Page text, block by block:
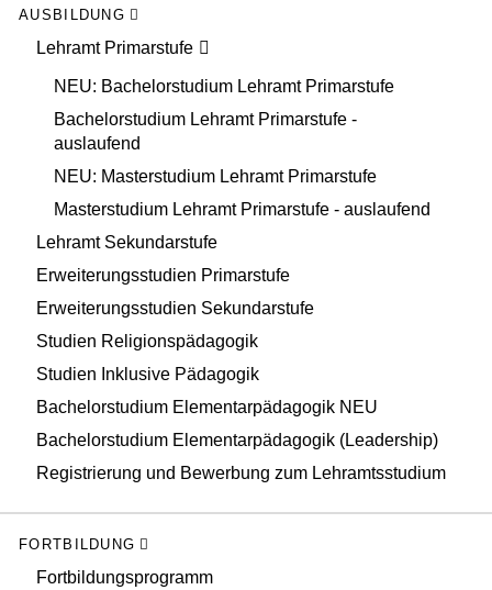
AUSBILDUNG
Lehramt Primarstufe
NEU: Bachelorstudium Lehramt Primarstufe
Bachelorstudium Lehramt Primarstufe -
auslaufend
NEU: Masterstudium Lehramt Primarstufe
Masterstudium Lehramt Primarstufe - auslaufend
Lehramt Sekundarstufe
Erweiterungsstudien Primarstufe
Erweiterungsstudien Sekundarstufe
Studien Religionspädagogik
Studien Inklusive Pädagogik
Bachelorstudium Elementarpädagogik NEU
Bachelorstudium Elementarpädagogik (Leadership)
Registrierung und Bewerbung zum Lehramtsstudium
FORTBILDUNG
Fortbildungsprogramm